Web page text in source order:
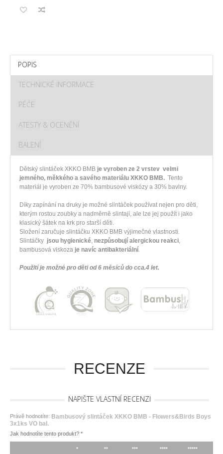
POPIS
TECHNICKÉ INFORMACE
PÉČE
ATESTY & OCENĚNÍ
BALENÍ
Dětský slintáček XKKO BMB je vyroben ze 2 vrstev velmi
jemného, měkkého a savého materiálu XKKO BMB. Tento
materiál je vyroben ze 70% bambusové viskózy a 30% bavlny.
Díky zapínání na druky je možné slintáček používat nejen pro děti,
kterým rostou zoubky a nadměrně slintají, ale lze jej použít i jako
klasický šátek na krk pro starší děti.
Složení zaručuje slintáčku XKKO BMB výjimečné vlastnosti.
Slintáčky jsou hygienické, nezpůsobují alergickou reakci,
bambusová viskoza je navíc antibakteriální.
Použití je možné pro děti od 6 měsíců do cca.4 let.
RECENZE
NAPIŠTE VLASTNÍ RECENZI
Právě hodnotíte: Bambusový slintáček XKKO BMB - Flowers&Birds Boys
3x1ks VO bal.
Jak hodnotíte tento produkt? *
* ** *** **** *****